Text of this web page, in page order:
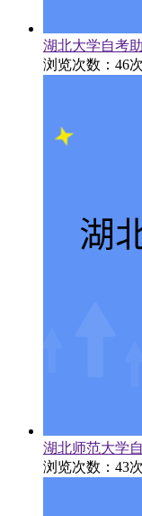
湖北大学自考
浏览次数：46次
湖北师范大学
浏览次数：43次